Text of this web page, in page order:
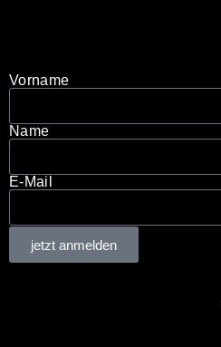
Vorname
Name
E-Mail
jetzt anmelden